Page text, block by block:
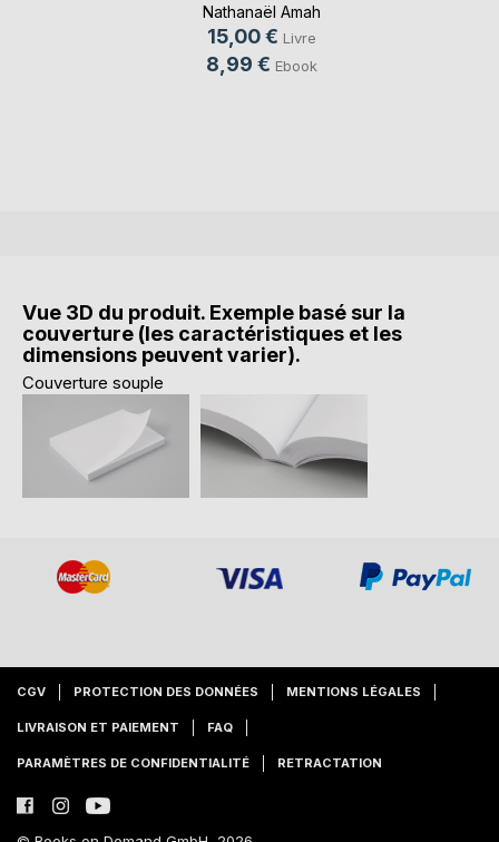
Nathanaël Amah
15,00 € Livre
8,99 € Ebook
Vue 3D du produit. Exemple basé sur la
couverture (les caractéristiques et les
dimensions peuvent varier).
Couverture souple
CGV PROTECTION DES DONNÉES MENTIONS LÉGALES
LIVRAISON ET PAIEMENT FAQ
PARAMÈTRES DE CONFIDENTIALITÉ RETRACTATION